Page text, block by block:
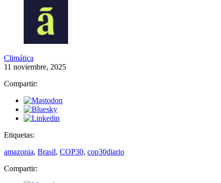
Climática
11 noviembre, 2025
Compartir:
Etiquetas:
amazonia, Brasil, COP30, cop30diario
Compartir: